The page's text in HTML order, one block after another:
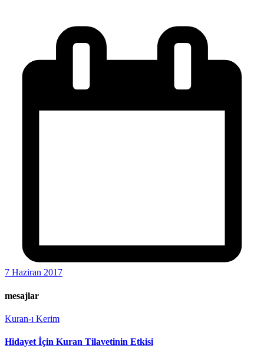
7 Haziran 2017
mesajlar
Kuran-ı Kerim
Hidayet İçin Kuran Tilavetinin Etkisi